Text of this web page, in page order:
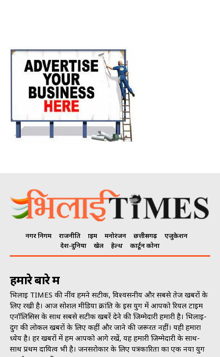
नगर निगम राजनीति क्राइम मनोरंजन छत्तीसगढ़
एजुकेशन
देश-दुनिया
खेल हेल्थ कार्टून कोना
हमारे बारे में
भिलाई TIMES की नींव हमने सटीक, विश्वसनीय और सबसे तेज खबरों के
लिए रखी है। आज सोशल मीडिया क्रांति के इस युग में आपको रियल टाइम
एनॉलिसिस के साथ सबसे सटीक खबरें देने की जिम्मेदारी हमारी है। भिलाई-
दुर्ग की लोकल खबरों के लिए कहीं और जाने की जरूरत नहीं। यही हमारा
ध्येय है। हर खबरों में हम आपको आगे रखें, यह हमारी जिम्मेदारी के साथ-
साथ प्रथम दायित्व भी है। जनसराेकार के लिए पत्रकारिता का एक नया युग